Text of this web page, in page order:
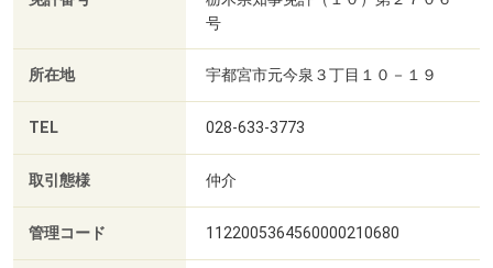
号
所在地 宇都宮市元今泉３丁目１０－１９
TEL 028-633-3773
取引態様 仲介
管理コード 1122005364560000210680